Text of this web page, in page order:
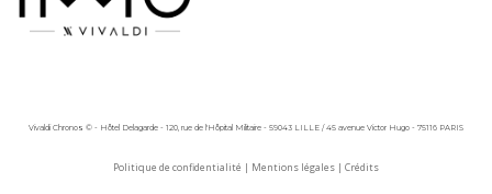
Vivaldi Chronos © - Hôtel Delagarde - 120, rue de l'Hôpital Militaire - 59043 LILLE / 45 avenue Victor Hugo - 75116 PARIS
Politique de confidentialité | Mentions légales | Crédits